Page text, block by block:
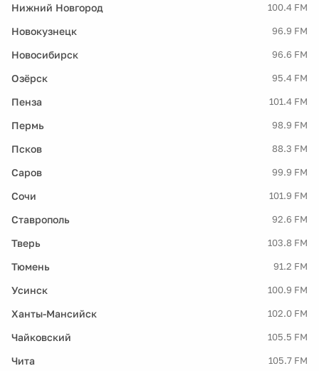
Нижний Новгород 100.4 FM
Новокузнецк 96.9 FM
Новосибирск 96.6 FM
Озёрск 95.4 FM
Пенза 101.4 FM
Пермь 98.9 FM
Псков 88.3 FM
Саров 99.9 FM
Сочи 101.9 FM
Ставрополь 92.6 FM
Тверь 103.8 FM
Тюмень 91.2 FM
Усинск 100.9 FM
Ханты-Мансийск 102.0 FM
Чайковский 105.5 FM
Чита 105.7 FM